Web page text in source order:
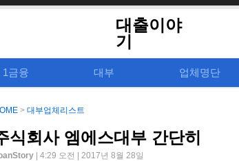
대출이야
기
1금융 대부 업체명단
> 대부업체리스트
식회사 엠에스대부 간단히
| 4:29 오전 | 2017년 8월 28일